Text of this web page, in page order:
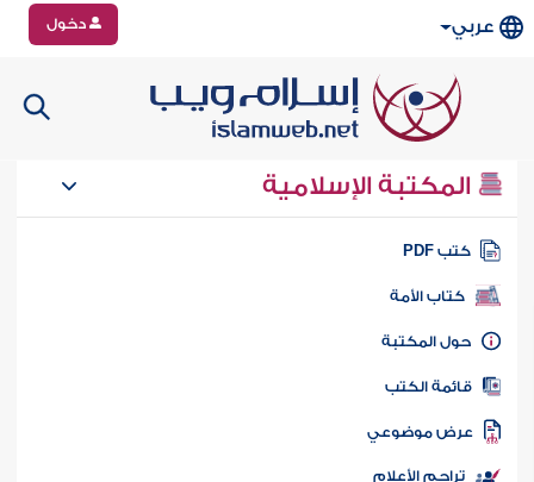
عربي دخول
المكتبة الإسلامية
كتب PDF
كتاب الأمة
المكتبة
الكتب